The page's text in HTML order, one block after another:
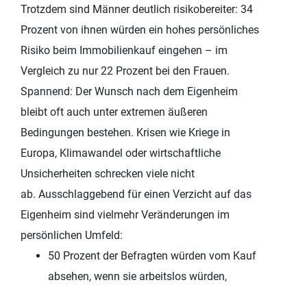
Trotzdem sind Männer deutlich risikobereiter: 34
Prozent von ihnen würden ein hohes persönliches
Risiko beim Immobilienkauf eingehen – im
Vergleich zu nur 22 Prozent bei den Frauen.
Spannend: Der Wunsch nach dem Eigenheim
bleibt oft auch unter extremen äußeren
Bedingungen bestehen. Krisen wie Kriege in
Europa, Klimawandel oder wirtschaftliche
Unsicherheiten schrecken viele nicht
ab. Ausschlaggebend für einen Verzicht auf das
Eigenheim sind vielmehr Veränderungen im
persönlichen Umfeld:
50 Prozent der Befragten würden vom Kauf
absehen, wenn sie arbeitslos würden,